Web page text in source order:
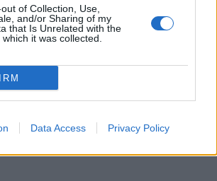
of Collection, Use,
and/or Sharing of my
that Is Unrelated with the
it was collected.
Data Access Privacy Policy
κρατούσας αντίληψης που
ως κοινωνία, δεν θα
να τα αντιμετωπίσουμε. Kαι
οι απόψεις που δηλητηριάζουν
κάθε μέρα, και που δεν μας